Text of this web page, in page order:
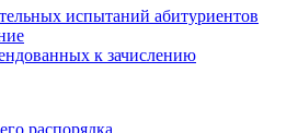
испытаний абитуриентов
к зачислению
распорядка